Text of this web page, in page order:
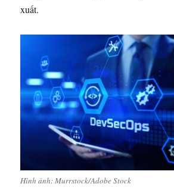
xuất.
Hình ảnh: Murrstock/Adobe Stock